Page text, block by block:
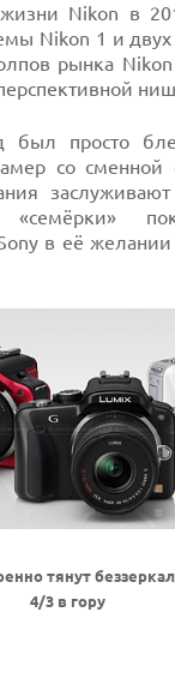
Nikon в
Nikon 1 и
рынка
был просто
со сменной
заслуживают
в её
тянут
4/3 в гору